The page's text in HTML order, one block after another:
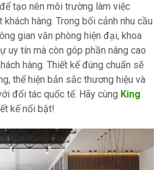
tạo nên môi trường làm việc
hàng. Trong bối cảnh nhu cầu
gian văn phòng hiện đại, khoa
uy tín mà còn góp phần nâng cao
hàng. Thiết kế đúng chuẩn sẽ
thể hiện bản sắc thương hiệu và
đối tác quốc tế. Hãy cùng King
kế nổi bật!